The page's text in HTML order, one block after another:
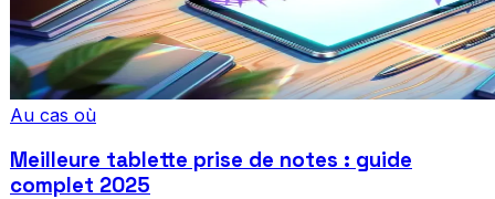
Au cas où
Meilleure tablette prise de notes : guide
complet 2025